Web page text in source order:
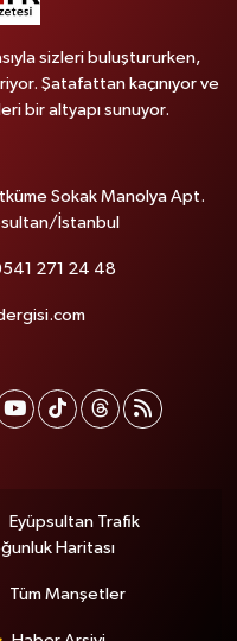
sizleri buluştururken,
Şatafattan kaçınıyor ve
bir altyapı sunuyor.
Sokak Manolya Apt.
İstanbul
271 24 48
Eyüpsultan Trafik
Haritası
Tüm Manşetler